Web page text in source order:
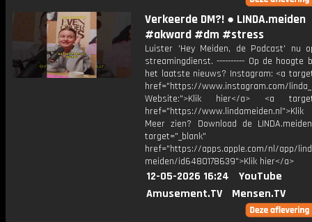
Verkeerde DM?! ● LINDA.meiden
#akward #dm #stress
Luister 'Hey Meiden, de Podcast' nu
streamingdienst. ---------- Op de hoogte
het laatste nieuws? Instagram: <a
href="https://www.instagram.com/
Website:">Klik hier</a> <a
href="https://
Meer zien? Download de
target="_blank"
href="https://apps.apple.com/nl/app/
meiden/id6480178639">Klik hier</a>
12-05-2026 16:24
YouTube
Amusement.TV
Mensen.TV